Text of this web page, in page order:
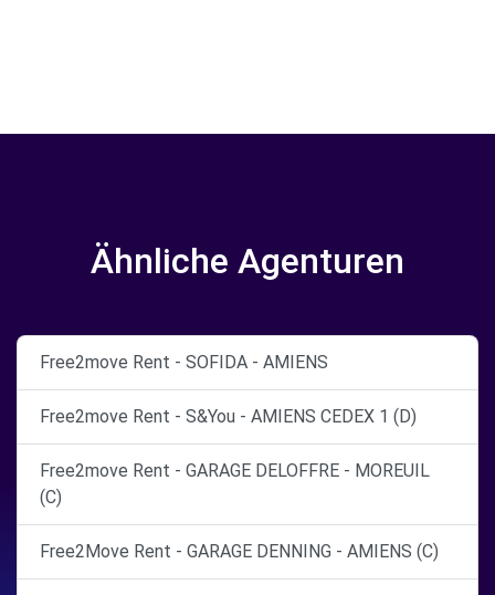
Ähnliche Agenturen
Free2move Rent - SOFIDA - AMIENS
Free2move Rent - S&You - AMIENS CEDEX 1 (D)
Free2move Rent - GARAGE DELOFFRE - MOREUIL
(C)
Free2Move Rent - GARAGE DENNING - AMIENS (C)